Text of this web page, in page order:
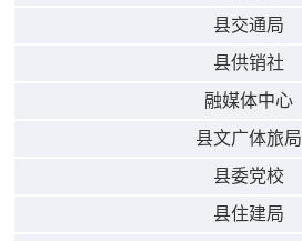
县交通局
县供销社
融媒体中心
县文广体旅局
县委党校
县住建局